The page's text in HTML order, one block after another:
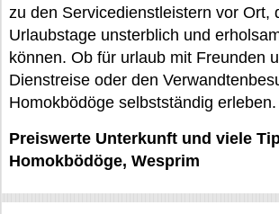
zu den Servicedienstleistern vor Ort,
Urlaubstage unsterblich und
können. Ob für urlaub mit Freunden
Dienstreise oder den
Homokbödöge selbstständig erleben.
Preiswerte Unterkunft und viele
Homokbödöge, Wesprim